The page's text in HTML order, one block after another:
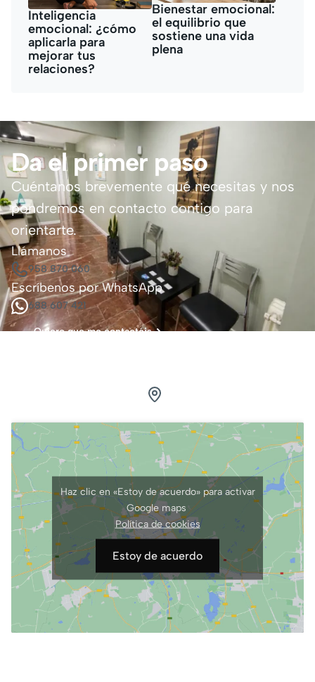
Inteligencia
emocional: ¿cómo
aplicarla para
mejorar tus
relaciones?
Bienestar emocional:
el equilibrio que
sostiene una vida
plena
Da el primer paso
Cuéntanos brevemente qué necesitas y nos
pondremos en contacto contigo para
orientarte.
Llámanos
958 870 060
Escríbenos por WhatsApp
688 607 421
Quiero que me contactéis
Haz clic en «Estoy de acuerdo» para activar
Google maps
Política de cookies
Estoy de acuerdo